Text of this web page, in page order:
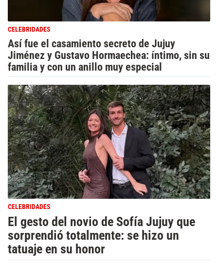
CELEBRIDADES
Así fue el casamiento secreto de Jujuy
Jiménez y Gustavo Hormaechea: íntimo, sin su
familia y con un anillo muy especial
CELEBRIDADES
El gesto del novio de Sofía Jujuy que
sorprendió totalmente: se hizo un
tatuaje en su honor